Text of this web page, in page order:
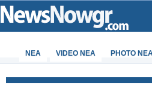
ΝΕΑ VIDEO NEA PHOTO